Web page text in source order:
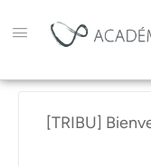
[TRIBU]